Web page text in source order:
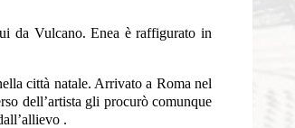
da Vulcano. Enea è raffigurato in
città natale. Arrivato a Roma nel
dell’artista gli procurò comunque
.